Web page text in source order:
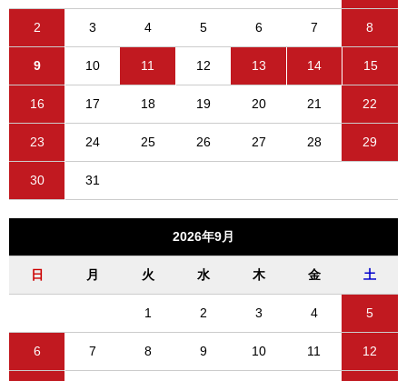
2 3 4 5 6 7 8
9 10 11 12 13 14 15
16 17 18 19 20 21 22
23 24 25 26 27 28 29
30 31
2026年9月
日 月 火 水 木 金 土
1 2 3 4 5
6 7 8 9 10 11 12